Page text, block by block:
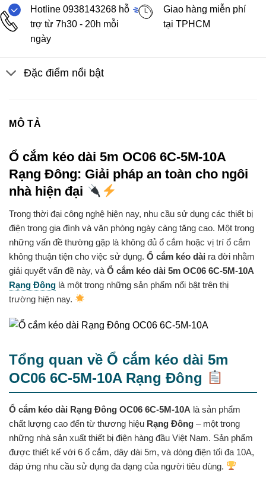
Hotline 0938143268 hỗ
trợ từ 7h30 - 20h mỗi
ngày
Giao hàng miễn phí
tại TPHCM
Đặc điểm nổi bật
MÔ TẢ
Ổ cắm kéo dài 5m OC06 6C-5M-10A
Rạng Đông: Giải pháp an toàn cho ngôi
nhà hiện đại
Trong thời đại công nghệ hiện nay, nhu cầu sử dụng các thiết bị
điện trong gia đình và văn phòng ngày càng tăng cao. Một trong
những vấn đề thường gặp là không đủ ổ cắm hoặc vị trí ổ cắm
không thuận tiện cho việc sử dụng. Ổ cắm kéo dài ra đời nhằm
giải quyết vấn đề này, và Ổ cắm kéo dài 5m OC06 6C-5M-10A
Rạng Đông là một trong những sản phẩm nổi bật trên thị
trường hiện nay.
Tổng quan về Ổ cắm kéo dài 5m
OC06 6C-5M-10A Rạng Đông
Ổ cắm kéo dài Rạng Đông OC06 6C-5M-10A là sản phẩm
chất lượng cao đến từ thương hiệu Rạng Đông – một trong
những nhà sản xuất thiết bị điện hàng đầu Việt Nam. Sản phẩm
được thiết kế với 6 ổ cắm, dây dài 5m, và dòng điện tối đa 10A,
đáp ứng nhu cầu sử dụng đa dạng của người tiêu dùng.